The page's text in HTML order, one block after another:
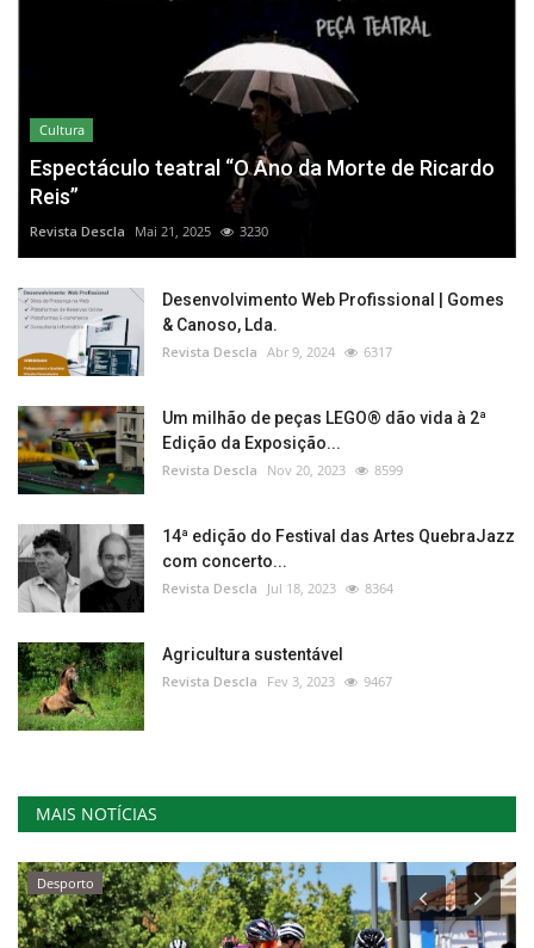
Cultura
Espectáculo teatral “O Ano da Morte de Ricardo
Reis”
Revista Descla Mai 21, 2025 3230
Desenvolvimento Web Profissional | Gomes
& Canoso, Lda.
Revista Descla Abr 9, 2024 6317
Um milhão de peças LEGO® dão vida à 2ª
Edição da Exposição...
Revista Descla Nov 20, 2023 8599
14ª edição do Festival das Artes QuebraJazz
com concerto...
Revista Descla Jul 18, 2023 8364
Agricultura sustentável
Revista Descla Fev 3, 2023 9467
MAIS NOTÍCIAS
Desporto